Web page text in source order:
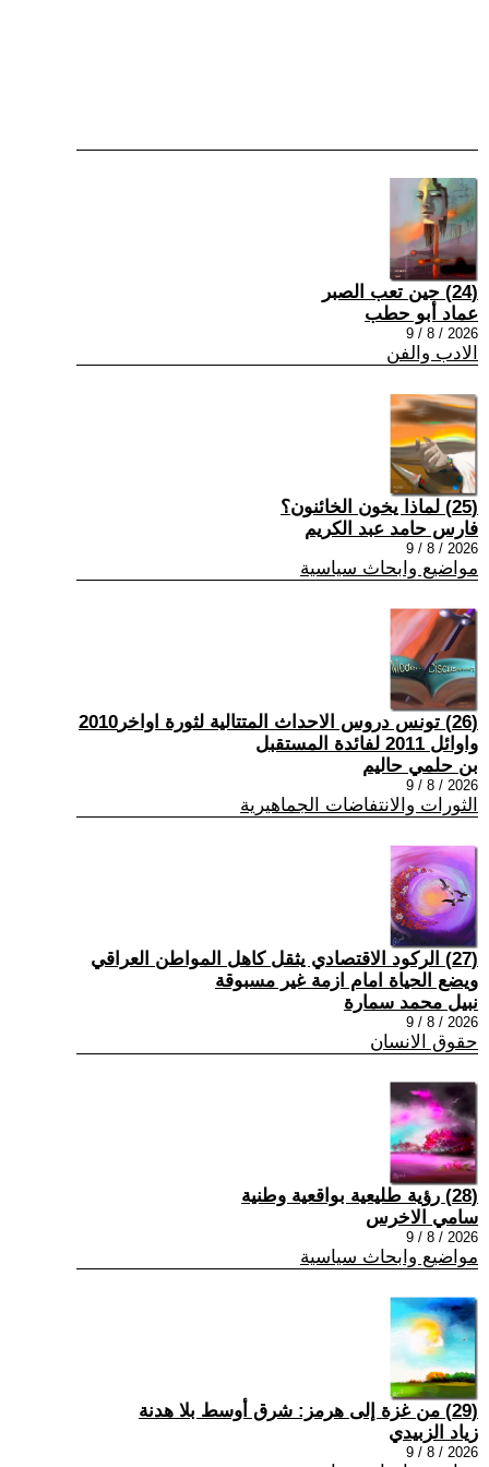
(24) حين تعب الصبر
عماد أبو حطب
2026 / 8 / 9
الادب والفن
(25) لماذا يخون الخائنون؟
فارس حامد عبد الكريم
2026 / 8 / 9
مواضيع وابحاث سياسية
(26) تونس دروس الاحداث المتتالية لثورة اواخر2010
واوائل 2011 لفائدة المستقبل
بن حلمي حاليم
2026 / 8 / 9
الثورات والانتفاضات الجماهيرية
(27) الركود الاقتصادي يثقل كاهل المواطن العراقي
ويضع الحياة امام ازمة غير مسبوقة
نبيل محمد سمارة
2026 / 8 / 9
حقوق الانسان
(28) رؤية طليعية بواقعية وطنية
سامي الاخرس
2026 / 8 / 9
مواضيع وابحاث سياسية
(29) من غزة إلى هرمز: شرق أوسط بلا هدنة
زياد الزبيدي
2026 / 8 / 9